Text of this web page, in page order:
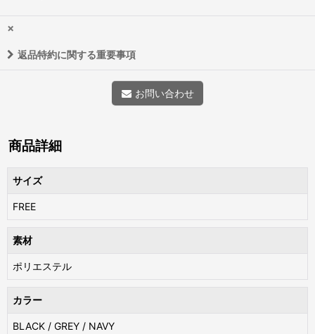
×
返品特約に関する重要事項
お問い合わせ
商品詳細
サイズ
FREE
素材
ポリエステル
カラー
BLACK / GREY / NAVY